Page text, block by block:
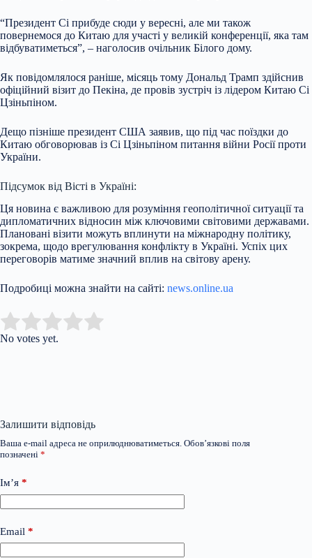
“Президент Сі прибуде сюди у вересні, але ми також
повернемося до Китаю для участі у великій конференції, яка там
відбуватиметься”, – наголосив очільник Білого дому.
Як повідомлялося раніше, місяць тому Дональд Трамп здійснив
офіційний візит до Пекіна, де провів зустріч із лідером Китаю Сі
Цзіньпіном.
Дещо пізніше президент США заявив, що під час поїздки до
Китаю обговорював із Сі Цзіньпіном питання війни Росії проти
України.
Підсумок від Вісті в Україні:
Ця новина є важливою для розуміння геополітичної ситуації та
дипломатичних відносин між ключовими світовими державами.
Плановані візити можуть вплинути на міжнародну політику,
зокрема, щодо врегулювання конфлікту в Україні. Успіх цих
переговорів матиме значний вплив на світову арену.
Подробиці можна знайти на сайті: news.online.ua
Rate this item:
No votes yet.
Залишити відповідь
Ваша e-mail адреса не оприлюднюватиметься. Обов’язкові поля
позначені *
Ім’я *
Email *